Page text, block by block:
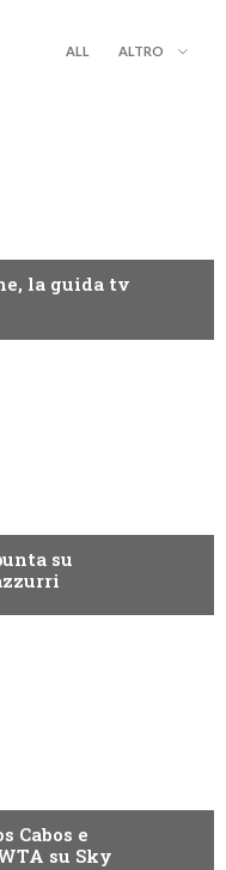
ALL ALTRO
la guida tv
su
Cabos e
su Sky